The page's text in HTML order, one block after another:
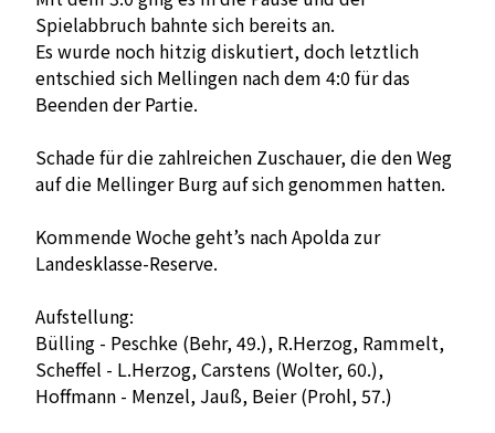
Spielabbruch bahnte sich bereits an.
Es wurde noch hitzig diskutiert, doch letztlich
entschied sich Mellingen nach dem 4:0 für das
Beenden der Partie.
Schade für die zahlreichen Zuschauer, die den Weg
auf die Mellinger Burg auf sich genommen hatten.
Kommende Woche geht’s nach Apolda zur
Landesklasse-Reserve.
Aufstellung:
Bülling - Peschke (Behr, 49.), R.Herzog, Rammelt,
Scheffel - L.Herzog, Carstens (Wolter, 60.),
Hoffmann - Menzel, Jauß, Beier (Prohl, 57.)